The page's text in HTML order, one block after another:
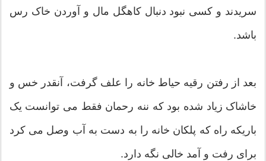
سریدند و کسی نبود دنبال کاهگل مال و آوردن خاک رس
باشد.
بعد از رفتن رقیه حیاط خانه را علف گرفت، آنقدر خس و
خاشاک زیاد شده بود که ننه رحمان فقط می توانست یک
باریکه راه که پلکان خانه را به دست به آب وصل می کرد
برای رفت و آمد خالی نگه دارد.